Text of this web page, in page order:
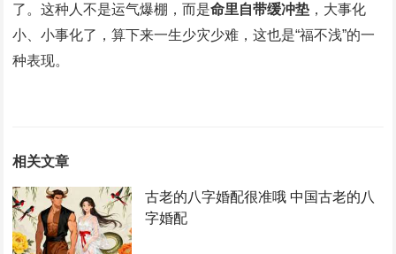
了。这种人不是运气爆棚，而是命里自带缓冲垫 ，大事化
小、小事化了，算下来一生少灾少难，这也是“福不浅”的一
种表现。
相关文章
古老的八字婚配很准哦 中国古老的八
字婚配